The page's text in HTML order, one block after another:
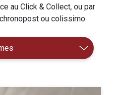
au Click & Collect, ou par
ou colissimo.